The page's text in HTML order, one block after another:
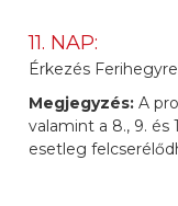
11. NAP:
Érkezés
Megjegyzés:A
valamint a 8., 9. és
esetleg